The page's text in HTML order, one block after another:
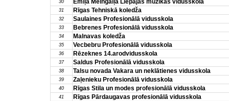
30 Emiļa Melngaiļa Liepājas mūzikas vidusskola
31 Rīgas Tehniskā koledža
32 Saulaines Profesionālā vidusskola
33 Bebrenes Profesionālā vidusskola
34 Malnavas koledža
35 Vecbebru Profesionālā vidusskola
36 Rēzeknes 14.arodvidusskola
37 Saldus Profesionālā vidusskola
38 Talsu novada Vakara un neklātienes vidusskola
39 Zaļenieku Profesionālā vidusskola
40 Rīgas Stila un modes profesionālā vidusskola
41 Rīgas Pārdaugavas profesionālā vidusskola